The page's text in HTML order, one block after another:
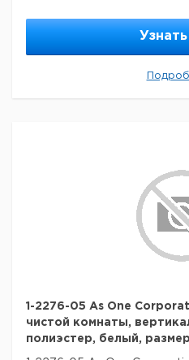
1-2276-05 As One
чистой комнаты,
полиэстер, белый,